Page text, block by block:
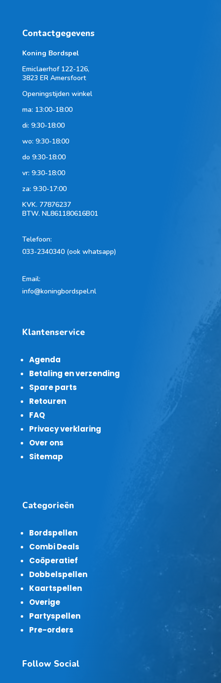
Contactgegevens
Koning Bordspel
Emiclaerhof 122-126,
3823 ER Amersfoort
Openingstijden winkel
ma: 13:00-18:00
di: 9:30-18:00
wo: 9:30-18:00
do 9:30-18:00
vr: 9:30-18:00
za: 9:30-17:00
KVK. 77876237
BTW. NL861180616B01
Telefoon:
033-2340340 (ook whatsapp)
Email:
info@koningbordspel.nl
Klantenservice
Agenda
Betaling en verzending
Spare parts
Retouren
FAQ
Privacy verklaring
Over ons
Sitemap
Categorieën
Bordspellen
Combi Deals
Coöperatief
Dobbelspellen
Kaartspellen
Overige
Partyspellen
Pre-orders
Follow Social